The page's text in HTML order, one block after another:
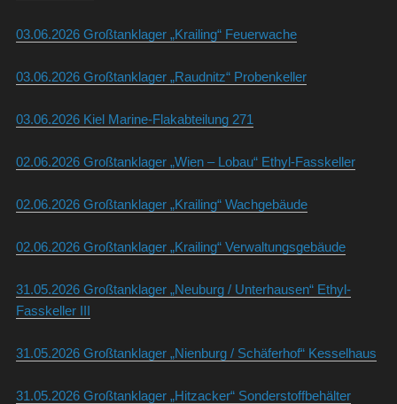
03.06.2026 Großtanklager „Krailing“ Feuerwache
03.06.2026 Großtanklager „Raudnitz“ Probenkeller
03.06.2026 Kiel Marine-Flakabteilung 271
02.06.2026 Großtanklager „Wien – Lobau“ Ethyl-Fasskeller
02.06.2026 Großtanklager „Krailing“ Wachgebäude
02.06.2026 Großtanklager „Krailing“ Verwaltungsgebäude
31.05.2026 Großtanklager „Neuburg / Unterhausen“ Ethyl-
Fasskeller III
31.05.2026 Großtanklager „Nienburg / Schäferhof“ Kesselhaus
31.05.2026 Großtanklager „Hitzacker“ Sonderstoffbehälter